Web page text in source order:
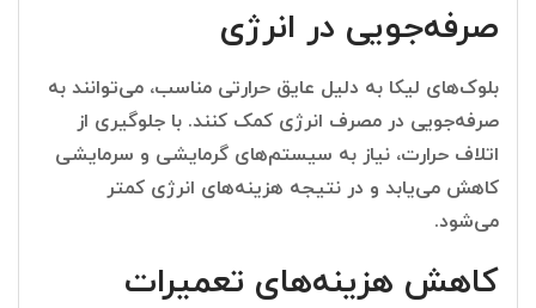
صرفه‌جویی در انرژی
بلوک‌های لیکا به دلیل عایق حرارتی مناسب، می‌توانند به
صرفه‌جویی در مصرف انرژی کمک کنند. با جلوگیری از
اتلاف حرارت، نیاز به سیستم‌های گرمایشی و سرمایشی
کاهش می‌یابد و در نتیجه هزینه‌های انرژی کمتر
می‌شود.
کاهش هزینه‌های تعمیرات